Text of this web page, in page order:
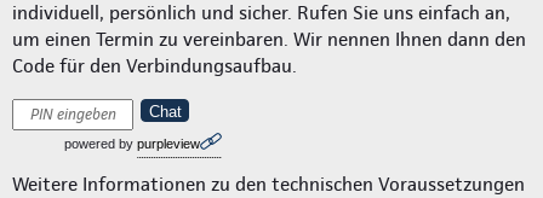
individuell, persönlich und sicher. Rufen Sie uns einfach an,
um einen Termin zu vereinbaren. Wir nennen Ihnen dann den
Code für den Verbindungsaufbau.
Chat
powered by purpleview
Weitere Informationen zu den technischen Voraussetzungen